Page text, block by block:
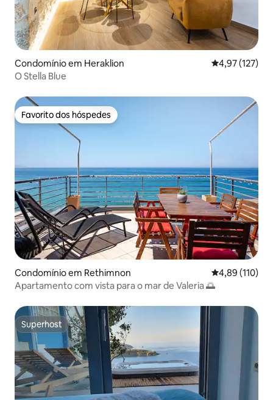
Condomínio em Heraklion Classificação
4,97 (127)
O Stella Blue
Favorito dos hóspedes
Favorito dos hóspedes
Condomínio em Rethimnon Classificação
4,89 (110)
Apartamento com vista para o mar de Valeria 🌅
Superhost
Superhost